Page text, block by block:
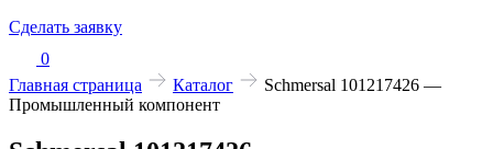
Сделать заявку
0
Главная страница
Каталог
Schmersal 101217426 —
Промышленный компонент